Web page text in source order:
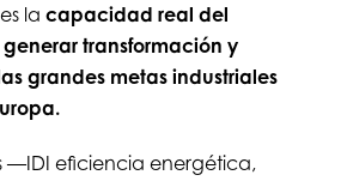
la capacidad real del
transformación y
grandes metas industriales
—IDI eficiencia energética,